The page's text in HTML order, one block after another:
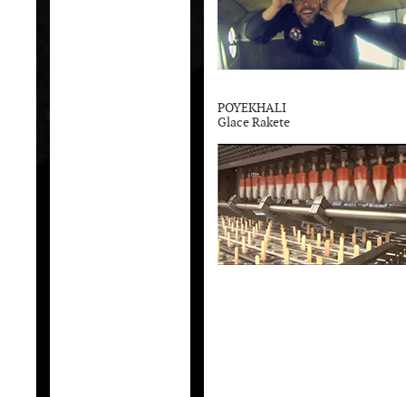
POYEKHALI
Glace Rakete